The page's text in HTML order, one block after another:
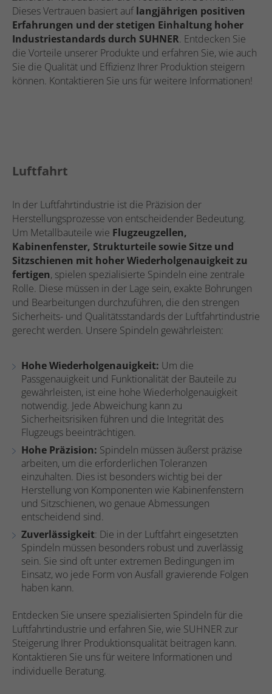
Dieses Vertrauen basiert auflangjährigen positiven
Erfahrungen und der stetigen Einhaltung hoher
Industriestandards durch SUHNER. Entdecken Sie
die Vorteile unserer Produkte und erfahren Sie, wie auch
Sie die Qualität und Effizienz Ihrer Produktion steigern
können. Kontaktieren Sie uns für weitere Informationen!
Luftfahrt
In der Luftfahrtindustrie ist die Präzision der
Herstellungsprozesse von entscheidender Bedeutung.
Um Metallbauteile wie Flugzeugzellen,
Kabinenfenster, Strukturteile sowie Sitze und
Sitzschienen mit hoher Wiederholgenauigkeit zu
fertigen, spielen spezialisierte Spindeln eine zentrale
Rolle. Diese müssen in der Lage sein, exakte Bohrungen
und Bearbeitungen durchzuführen, die den strengen
Sicherheits- und Qualitätsstandards der Luftfahrtindustrie
gerecht werden. Unsere Spindeln gewährleisten:
Hohe Wiederholgenauigkeit: Um die
Passgenauigkeit und Funktionalität der Bauteile zu
gewährleisten, ist eine hohe Wiederholgenauigkeit
notwendig. Jede Abweichung kann zu
Sicherheitsrisiken führen und die Integrität des
Flugzeugs beeinträchtigen.
Hohe Präzision: Spindeln müssen äußerst präzise
arbeiten, um die erforderlichen Toleranzen
einzuhalten. Dies ist besonders wichtig bei der
Herstellung von Komponenten wie Kabinenfenstern
und Sitzschienen, wo genaue Abmessungen
entscheidend sind.
Zuverlässigkeit: Die in der Luftfahrt eingesetzten
Spindeln müssen besonders robust und zuverlässig
sein. Sie sind oft unter extremen Bedingungen im
Einsatz, wo jede Form von Ausfall gravierende Folgen
haben kann.
Entdecken Sie unsere spezialisierten Spindeln für die
Luftfahrtindustrie und erfahren Sie, wie SUHNER zur
Steigerung Ihrer Produktionsqualität beitragen kann.
Kontaktieren Sie uns für weitere Informationen und
individuelle Beratung.